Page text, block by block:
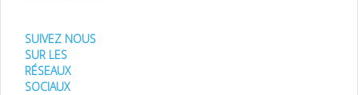
SUIVEZ NOUS
SUR LES
RÉSEAUX
SOCIAUX